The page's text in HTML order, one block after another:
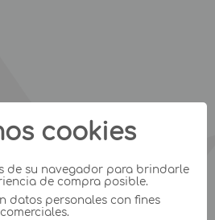
cookies
de su navegador para brindarle
de compra posible.
datos personales con fines
comerciales.